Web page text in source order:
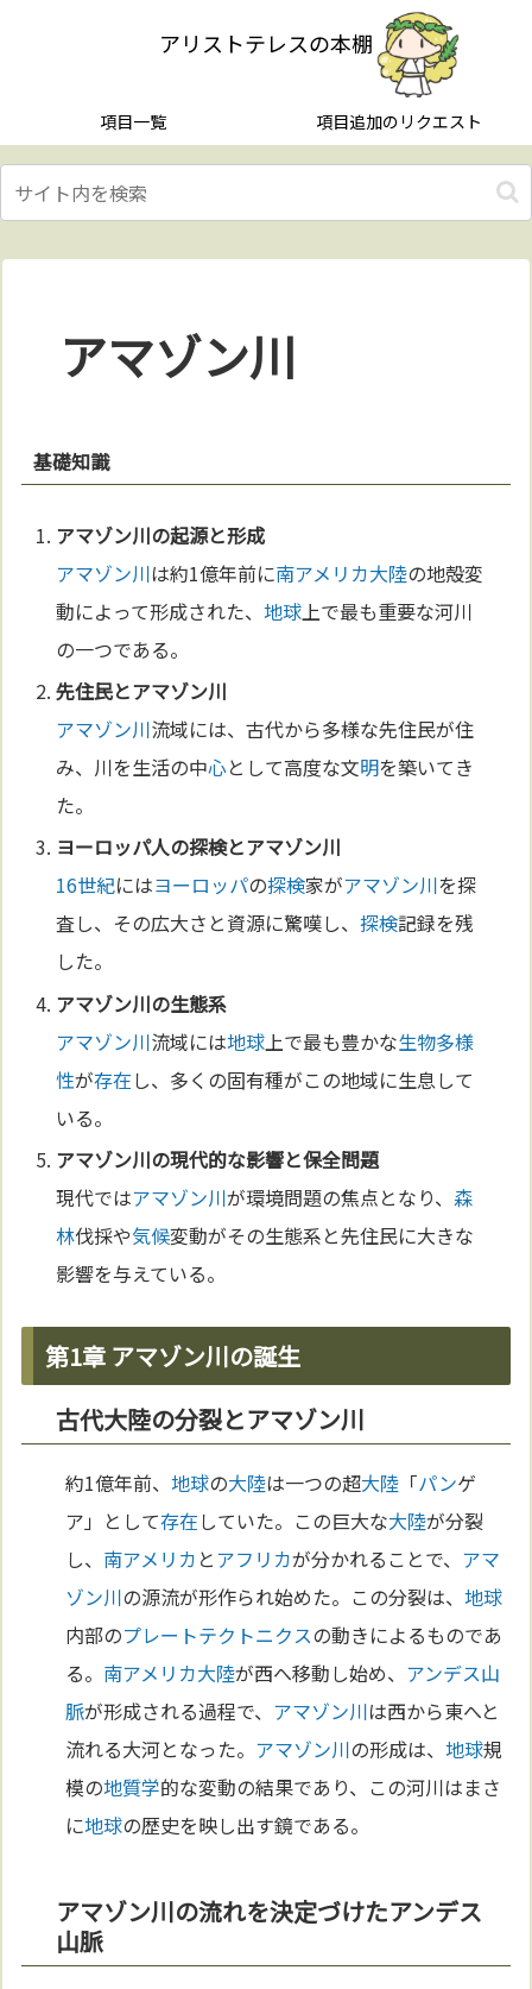
アリストテレスの本棚
項目一覧 項目追加のリクエスト
アマゾン川
基礎知識
アマゾン川の起源と形成
アマゾン川は約1億年前に南アメリカ大陸の地殻変
動によって形成された、地球上で最も重要な河川
の一つである。
先住民とアマゾン川
アマゾン川流域には、古代から多様な先住民が住
み、川を生活の中心として高度な文明を築いてき
た。
ヨーロッパ人の探検とアマゾン川
16世紀にはヨーロッパの探検家がアマゾン川を探
査し、その広大さと資源に驚嘆し、探検記録を残
した。
アマゾン川の生態系
アマゾン川流域には地球 上で最も豊かな生物多様
性が存在し、多くの固有種がこの地域に生息して
いる。
アマゾン川の現代的な影響と保全問題
現代ではアマゾン川が環境問題の焦点となり、森
林伐採や気候変動がその生態系と先住民に大きな
影響を与えている。
第1章 アマゾン川の誕生
古代大陸の分裂とアマゾン川
約1億年前、地球の大陸は一つの超大陸 「パンゲ
ア」として存在していた。この巨大な大陸が分裂
し、 南アメリカ とアフリカが分かれることで、 アマ
ゾン川の源流が形作られ始めた。この分裂は、地球
内部のプレートテクトニクスの動きによるものであ
る。 南アメリカ大陸が西へ移動し始め、 アンデス山
脈が形成される過程で、 アマゾン川は西から東へと
流れる大河となった。 アマゾン川の形成は、地球規
模の地質学的な変動の結果であり、この河川はまさ
に地球の歴史を映し出す鏡である。
アマゾン川の流れを決定づけたアンデス
山脈